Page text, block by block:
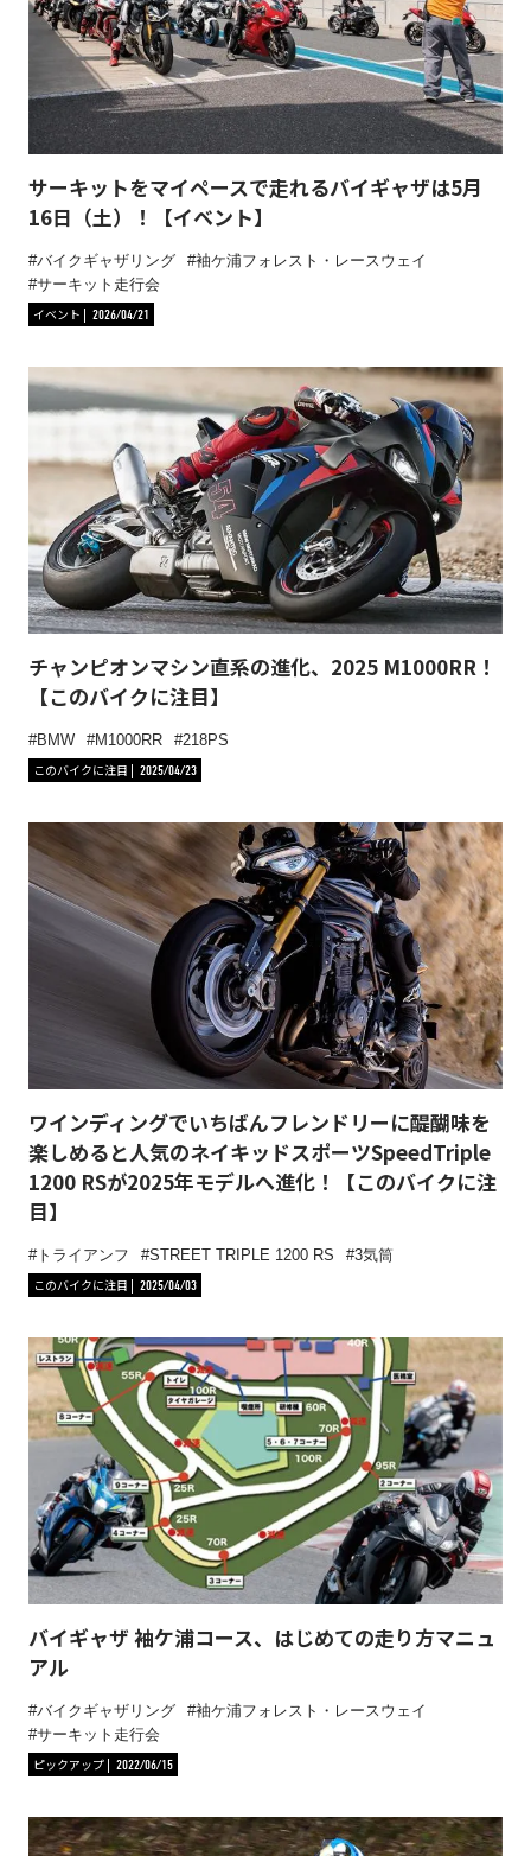
サーキットをマイペースで走れるバイギャザは5月
16日（土）！【イベント】
バイクギャザリング
袖ケ浦フォレスト・レースウェイ
サーキット走行会
イベント
2026/04/21
チャンピオンマシン直系の進化、2025 M1000RR！
【このバイクに注目】
BMW M1000RR
218PS
このバイクに注目
2025/04/23
ワインディングでいちばんフレンドリーに醍醐味を
楽しめると人気のネイキッドスポーツSpeedTriple
1200 RSが2025年モデルへ進化！【このバイクに注
目】
トライアンフ STREET TRIPLE 1200 RS
3気筒
このバイクに注目
2025/04/03
バイギャザ 袖ケ浦コース、はじめての走り方マニュ
アル
バイクギャザリング
袖ケ浦フォレスト・レースウェイ
サーキット走行会
ピックアップ
2022/06/15